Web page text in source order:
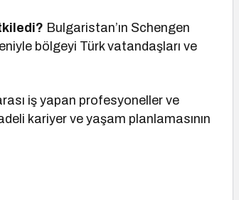
Bulgaristan’ın Schengen
bölgeyi Türk vatandaşları ve
iş yapan profesyoneller ve
kariyer ve yaşam planlamasının